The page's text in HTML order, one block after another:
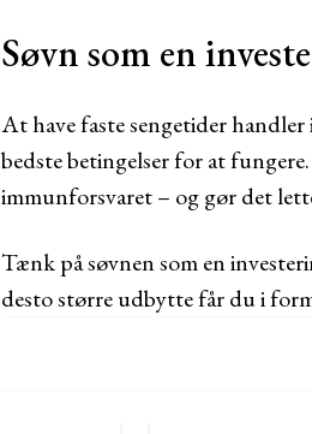
Søvn som en
At have faste sengetider
bedste betingelser for at
immunforsvaret – og gør det
Tænk på søvnen som en
desto større udbytte får du i